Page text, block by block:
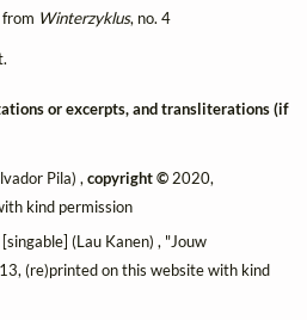
from Winterzyklus, no. 4
or excerpts, and transliterations (if
Pila) ,copyright ©2020,
kind permission
[singable] (Lau Kanen) , "Jouw
(re)printed on this website with kind